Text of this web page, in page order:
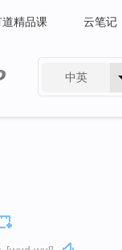
道精品课 云笔记
中英